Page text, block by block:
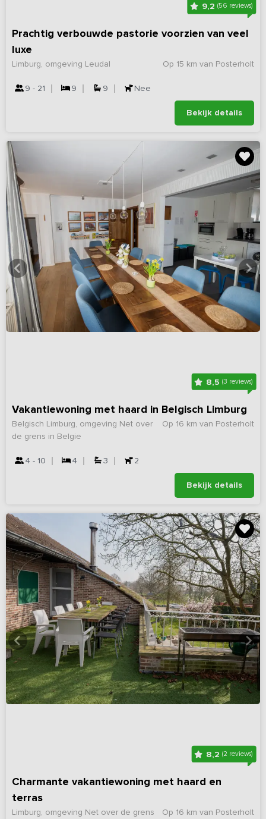
9,2 (56 reviews)
Prachtig verbouwde pastorie voorzien van veel
luxe
Op 15 km van Posterholt
Limburg, omgeving Leudal
9 - 21 9 9 Nee
Bekijk details
8,5(3 reviews)
Vakantiewoning met haard in Belgisch Limburg
Op 16 km van Posterholt
Belgisch Limburg, omgeving Net over
de grens in Belgie
4 - 10 4 3 2
Bekijk details
8,2(2 reviews)
Charmante vakantiewoning met haard en
terras
Op 16 km van Posterholt
Limburg, omgeving Net over de grens